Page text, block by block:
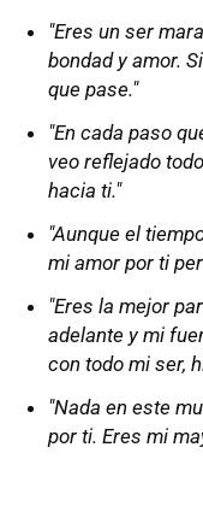
"Eres un ser
bondad y amor.
que pase."
"En cada paso
veo reflejado
hacia ti."
"Aunque el
mi amor por ti
"Eres la mejor
adelante y mi
con todo mi ser,
"Nada en este
por ti. Eres mi